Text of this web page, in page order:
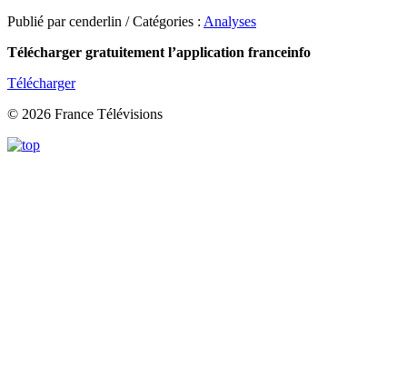
Publié par cenderlin / Catégories : Analyses
Télécharger gratuitement l’application franceinfo
Télécharger
© 2026 France Télévisions